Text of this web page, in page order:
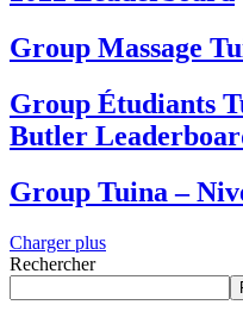
Group Massage
Group Étudiants
Butler
Group Tuina –
Charger plus
Rechercher